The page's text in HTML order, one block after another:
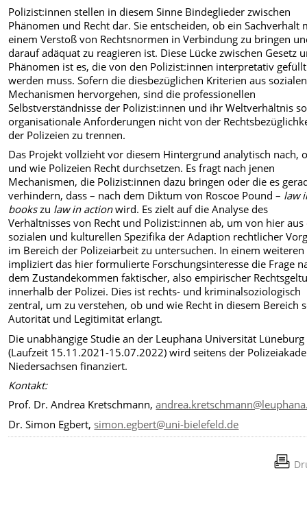
Polizist:innen stellen in diesem Sinne Bindeglieder zwischen
Phänomen und Recht dar. Sie entscheiden, ob ein Sachverhalt
einem Verstoß von Rechtsnormen in Verbindung zu bringen
darauf adäquat zu reagieren ist. Diese Lücke zwischen Gesetz
Phänomen ist es, die von den Polizist:innen interpretativ gefüllt
werden muss. Sofern die diesbezüglichen Kriterien aus sozialen
Mechanismen hervorgehen, sind die professionellen
Selbstverständnisse der Polizist:innen und ihr Weltverhältnis
organisationale Anforderungen nicht von der
der Polizeien zu trennen.
Das Projekt vollzieht vor diesem Hintergrund analytisch nach,
und wie Polizeien Recht durchsetzen. Es fragt nach jenen
Mechanismen, die Polizist:innen dazu bringen oder die es
verhindern, dass – nach dem Diktum von Roscoe Pound – law
bookszu law in actionwird. Es zielt auf die Analyse des
Verhältnisses von Recht und Polizist:innen ab, um von hier aus
sozialen und kulturellen Spezifika der Adaption rechtlicher
im Bereich der Polizeiarbeit zu untersuchen. In einem weiteren
impliziert das hier formulierte Forschungsinteresse die Frage
dem Zustandekommen faktischer, also empirischer
innerhalb der Polizei. Dies ist rechts- und kriminalsoziologisch
zentral, um zu verstehen, ob und wie Recht in diesem Bereich
Autorität und Legitimität erlangt.
Die unabhängige Studie an der Leuphana Universität Lüneburg
(Laufzeit 15.11.2021-15.07.2022) wird seitens der
Niedersachsen finanziert.
Kontakt:
Prof. Dr. Andrea Kretschmann,
Dr. Simon Egbert, simon.egbert@uni-bielefeld.de